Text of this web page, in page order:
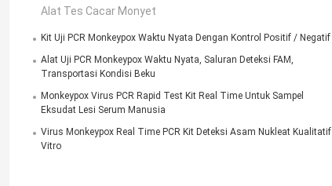
Alat Tes Cacar Monyet
Kit Uji PCR Monkeypox Waktu Nyata Dengan Kontrol Positif / Negatif
Alat Uji PCR Monkeypox Waktu Nyata, Saluran Deteksi FAM,
Transportasi Kondisi Beku
Monkeypox Virus PCR Rapid Test Kit Real Time Untuk Sampel
Eksudat Lesi Serum Manusia
Virus Monkeypox Real Time PCR Kit Deteksi Asam Nukleat Kualitatif
Vitro